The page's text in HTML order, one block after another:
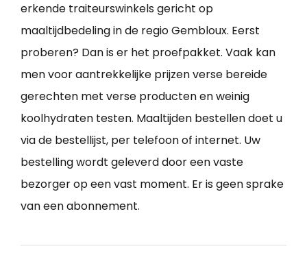
erkende traiteurswinkels gericht op
maaltijdbedeling in de regio Gembloux. Eerst
proberen? Dan is er het proefpakket. Vaak kan
men voor aantrekkelijke prijzen verse bereide
gerechten met verse producten en weinig
koolhydraten testen. Maaltijden bestellen doet u
via de bestellijst, per telefoon of internet. Uw
bestelling wordt geleverd door een vaste
bezorger op een vast moment. Er is geen sprake
van een abonnement.